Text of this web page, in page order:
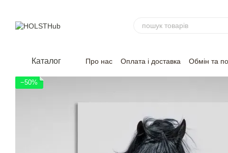
Каталог Про нас Оплата і доставка Обмін та
−50%